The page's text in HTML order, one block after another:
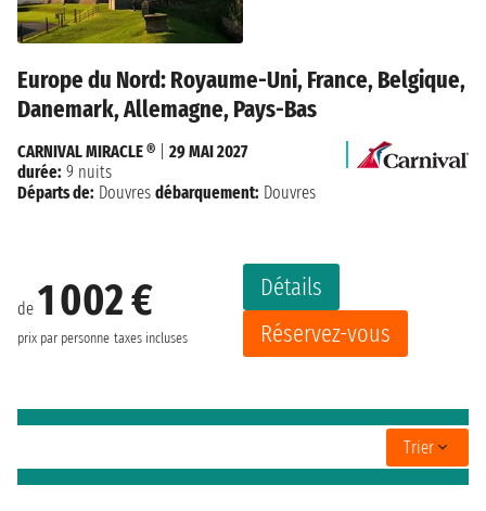
Europe du Nord: Royaume-Uni, France, Belgique,
Danemark, Allemagne, Pays-Bas
de 1 002 €
prix par personne taxes incluses
Détails
Réservez-vous
CARNIVAL MIRACLE ®
29 MAI 2027
durée: 9 nuits
Départs de: Douvres débarquement: Douvres
Trier